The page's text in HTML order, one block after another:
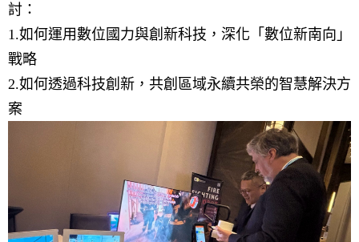
討：
1.如何運用數位國力與創新科技，深化「數位新南向」
戰略
2.如何透過科技創新，共創區域永續共榮的智慧解決方
案